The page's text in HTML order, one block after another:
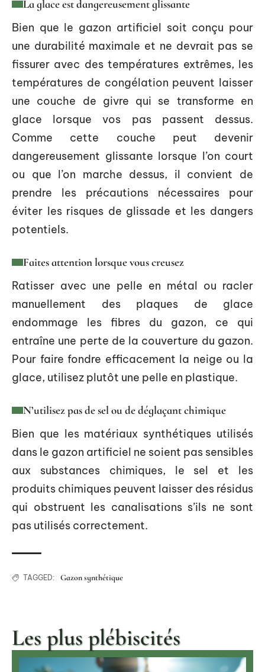
La glace est dangereusement glissante
Bien que le gazon artificiel soit conçu pour
une durabilité maximale et ne devrait pas se
fissurer avec des températures extrêmes, les
températures de congélation peuvent laisser
une couche de givre qui se transforme en
glace lorsque vos pas passent dessus.
Comme cette couche peut devenir
dangereusement glissante lorsque l’on court
ou que l’on marche dessus, il convient de
prendre les précautions nécessaires pour
éviter les risques de glissade et les dangers
potentiels.
Faites attention lorsque vous creusez
Ratisser avec une pelle en métal ou racler
manuellement des plaques de glace
endommage les fibres du gazon, ce qui
entraîne une perte de la couverture du gazon.
Pour faire fondre efficacement la neige ou la
glace, utilisez plutôt une pelle en plastique.
N’utilisez pas de sel ou de déglaçant chimique
Bien que les matériaux synthétiques utilisés
dans le gazon artificiel ne soient pas sensibles
aux substances chimiques, le sel et les
produits chimiques peuvent laisser des résidus
qui obstruent les canalisations s’ils ne sont
pas utilisés correctement.
TAGGED: Gazon synthétique
Les plus plébiscités